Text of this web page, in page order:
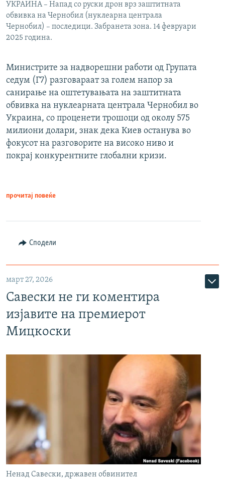
УКРАИНА – Напад со руски дрон врз заштитната
обвивка на Чернобил (нуклеарна централа
Чернобил) – последици. Забранета зона. 14 февруари
2025 година.
Министрите за надворешни работи од Групата
седум (Г7) разговараат за голем напор за
санирање на оштетувањата на заштитната
обвивка на нуклеарната централа Чернобил во
Украина, со проценети трошоци од околу 575
милиони долари, знак дека Киев останува во
фокусот на разговорите на високо ниво и
покрај конкурентните глобални кризи.
прочитај повеќе
Сподели
март 27, 2026
Савески не ги коментира
изјавите на премиерот
Мицкоски
Ненад Савески, државен обвинител